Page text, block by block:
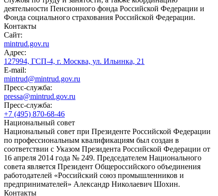
деятельности Пенсионного фонда Российской Федерации и
Фонда социального страхования Российской Федерации.
Контакты
Сайт:
mintrud.gov.ru
Адрес:
127994, ГСП-4, г. Москва, ул. Ильинка, 21
E-mail:
mintrud@mintrud.gov.ru
Пресс-служба:
pressa@mintrud.gov.ru
Пресс-служба:
+7 (495) 870-68-46
Национальный совет
Национальный совет при Президенте Российской Федерации
по профессиональным квалификациям был создан в
соответствии с Указом Президента Российской Федерации от
16 апреля 2014 года № 249. Председателем Национального
совета является Президент Общероссийского объединения
работодателей «Российский союз промышленников и
предпринимателей» Александр Николаевич Шохин.
Контакты